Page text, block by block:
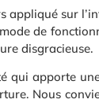
sur
de
disgracieuse.
apporte
Nous